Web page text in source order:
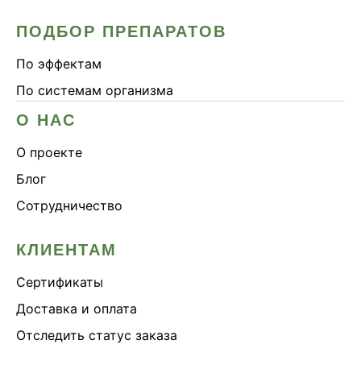
ПОДБОР ПРЕПАРАТОВ
По эффектам
По системам организма
О НАС
О проекте
Блог
Сотрудничество
КЛИЕНТАМ
Сертификаты
Доставка и оплата
Отследить статус заказа